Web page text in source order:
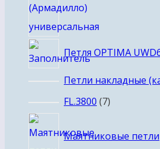
Петля OPTIMA
Петли накладные
FL.3800 77
Маятниковые петли